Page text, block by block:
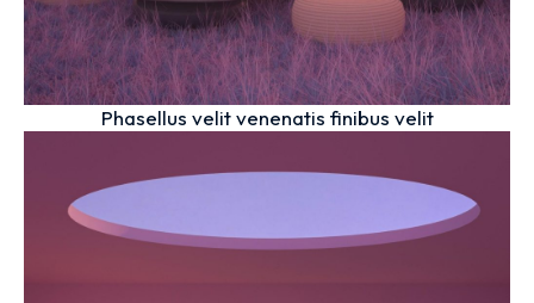
Phasellus velit venenatis finibus velit